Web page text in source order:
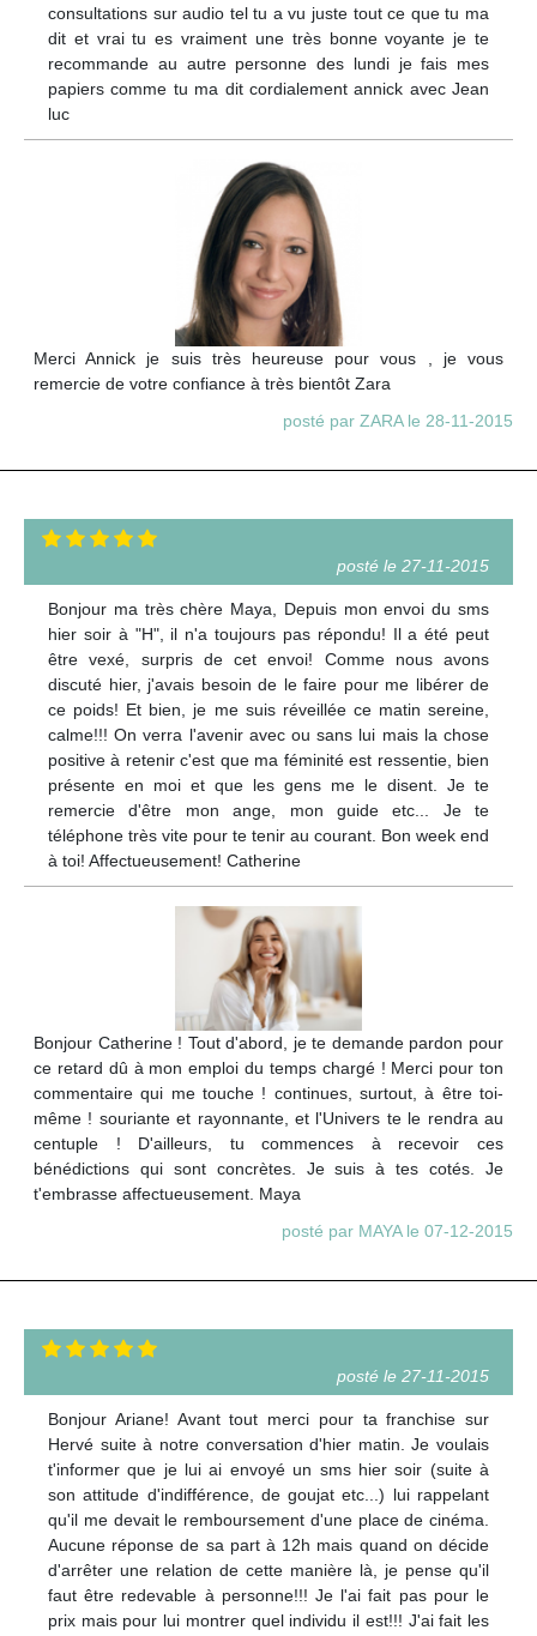
consultations sur audio tel tu a vu juste tout ce que tu ma
dit et vrai tu es vraiment une très bonne voyante je te
recommande au autre personne des lundi je fais mes
papiers comme tu ma dit cordialement annick avec Jean
luc
Merci Annick je suis très heureuse pour vous , je vous
remercie de votre confiance à très bientôt Zara
posté par ZARA le 28-11-2015
posté le 27-11-2015
Bonjour ma très chère Maya, Depuis mon envoi du sms
hier soir à "H", il n'a toujours pas répondu! Il a été peut
être vexé, surpris de cet envoi! Comme nous avons
discuté hier, j'avais besoin de le faire pour me libérer de
ce poids! Et bien, je me suis réveillée ce matin sereine,
calme!!! On verra l'avenir avec ou sans lui mais la chose
positive à retenir c'est que ma féminité est ressentie, bien
présente en moi et que les gens me le disent. Je te
remercie d'être mon ange, mon guide etc... Je te
téléphone très vite pour te tenir au courant. Bon week end
à toi! Affectueusement! Catherine
Bonjour Catherine ! Tout d'abord, je te demande pardon pour
ce retard dû à mon emploi du temps chargé ! Merci pour ton
commentaire qui me touche ! continues, surtout, à être toi-
même ! souriante et rayonnante, et l'Univers te le rendra au
centuple ! D'ailleurs, tu commences à recevoir ces
bénédictions qui sont concrètes. Je suis à tes cotés. Je
t'embrasse affectueusement. Maya
posté par MAYA le 07-12-2015
posté le 27-11-2015
Bonjour Ariane! Avant tout merci pour ta franchise sur
Hervé suite à notre conversation d'hier matin. Je voulais
t'informer que je lui ai envoyé un sms hier soir (suite à
son attitude d'indifférence, de goujat etc...) lui rappelant
qu'il me devait le remboursement d'une place de cinéma.
Aucune réponse de sa part à 12h mais quand on décide
d'arrêter une relation de cette manière là, je pense qu'il
faut être redevable à personne!!! Je l'ai fait pas pour le
prix mais pour lui montrer quel individu il est!!! J'ai fait les